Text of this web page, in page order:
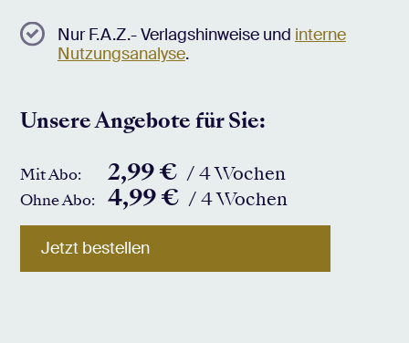
Nur F.A.Z.- Verlagshinweise und interne
Nutzungsanalyse.
Unsere Angebote für Sie:
Mit Abo: 2,99 € / 4 Wochen
Ohne Abo: 4,99 € / 4 Wochen
Jetzt bestellen